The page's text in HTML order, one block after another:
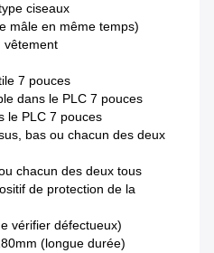
ciseaux
mâle en même temps)
vêtement
7 pouces
dans le PLC 7 pouces
le PLC 7 pouces
bas ou chacun des deux
chacun des deux tous
de protection de la
vérifier défectueux)
(longue durée)